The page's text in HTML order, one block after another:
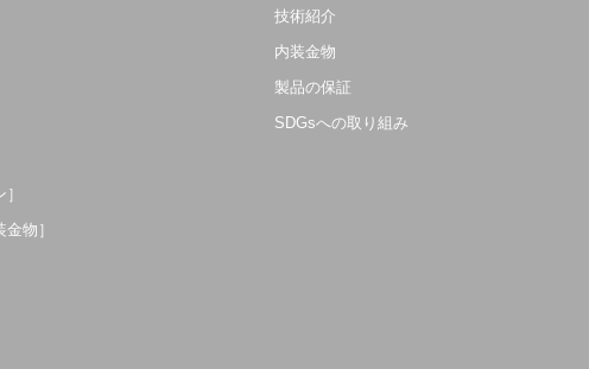
物］
技術紹介
内装金物
製品の保証
SDGsへの取り組み